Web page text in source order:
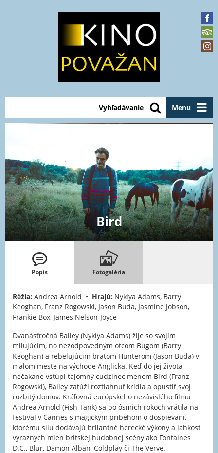
Menu
Vyhľadávanie
Bird
Popis Fotogaléria
Réžia: Andrea Arnold • Hrajú: Nykiya Adams, Barry
Keoghan, Franz Rogowski, Jason Buda, Jasmine Jobson,
Frankie Box, James Nelson-Joyce
Dvanásťročná Bailey (Nykiya Adams) žije so svojím
milujúcim, no nezodpovedným otcom Bugom (Barry
Keoghan) a rebelujúcim bratom Hunterom (Jason Buda) v
malom meste na východe Anglicka. Keď do jej života
nečakane vstúpi tajomný cudzinec menom Bird (Franz
Rogowski), Bailey zatúži roztiahnuť krídla a opustiť svoj
rozbitý domov. Kráľovná európskeho nezávislého filmu
Andrea Arnold (Fish Tank) sa po ôsmich rokoch vrátila na
festival v Cannes s magickým príbehom o dospievaní,
ktorému silu dodávajú brilantné herecké výkony a ľahkosť
výrazných mien britskej hudobnej scény ako Fontaines
D.C., Blur, Damon Alban, Coldplay či The Verve.